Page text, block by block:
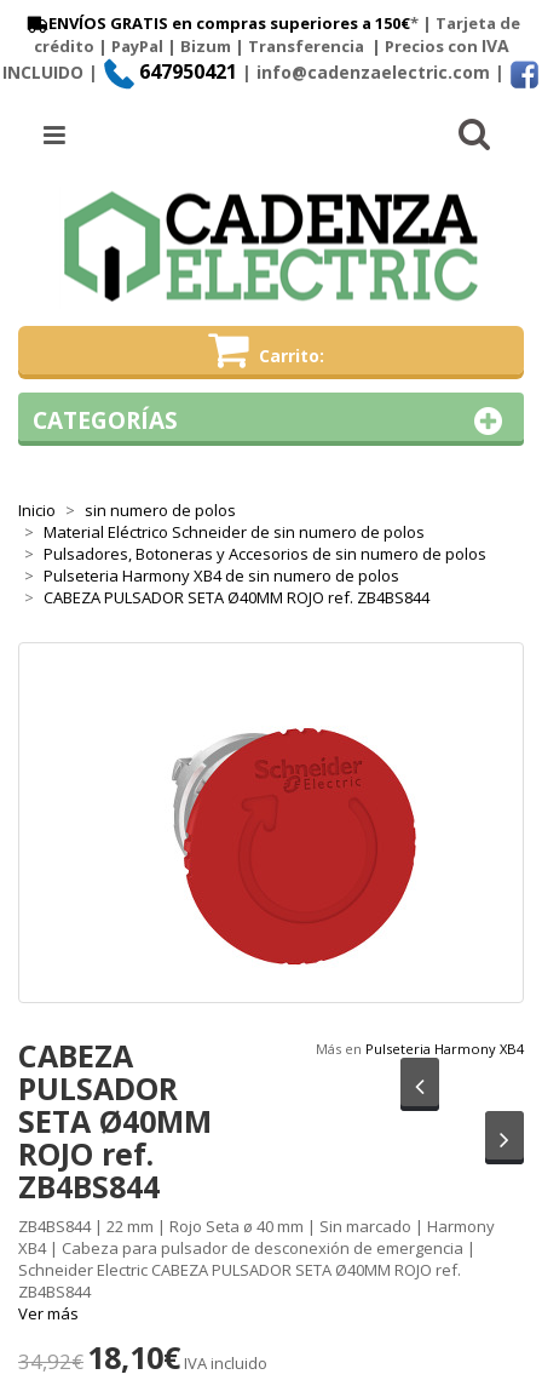
ENVÍOS GRATIS en compras superiores a 150€* | Tarjeta de
crédito | PayPal | Bizum | Transferencia | Precios con IVA
INCLUIDO |
647950421 | info@cadenzaelectric.com |
Carrito
Menú
Inicio
sin numero de polos
Material Eléctrico Schneider de sin numero de polos
Pulsadores, Botoneras y Accesorios de sin numero de polos
Pulseteria Harmony XB4 de sin numero de polos
CABEZA PULSADOR SETA Ø40MM ROJO ref. ZB4BS844
Más en Pulseteria Harmony XB4
Anterior
CABEZA
PULSADOR
SETA Ø40MM
ROJO ref.
ZB4BS844
ZB4BS844 | 22 mm | Rojo Seta ø 40 mm | Sin marcado | Harmony
XB4 | Cabeza para pulsador de desconexión de emergencia |
Schneider Electric CABEZA PULSADOR SETA Ø40MM ROJO ref.
ZB4BS844
Ver más
34,92€ 18,10€ IVA incluido
CATEGORÍAS